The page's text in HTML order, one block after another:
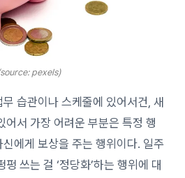
pexels)
습관이나 스케줄에 있어서건, 새
어서 가장 어려운 부분은 특정 행
에게 보상을 주는 행위이다. 일주
쓰는 걸 ‘정당화’하는 행위에 대